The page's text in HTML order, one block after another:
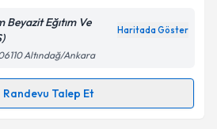
işlenmesine ilişkin
Aydınlatma
ve kişisel verilerimin belirtilen
kabul ediyorum.
Talebini Gönder
Eğıtım Ve
Haritada Göster
Altındağ/Ankara
Randevu Talep Et
Talebi